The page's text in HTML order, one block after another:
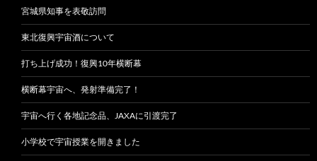
宮城県知事を表敬訪問
東北復興宇宙酒について
打ち上げ成功！復興10年横断幕
横断幕宇宙へ、発射準備完了！
宇宙へ行く各地記念品、JAXAに引渡完了
小学校で宇宙授業を開きました